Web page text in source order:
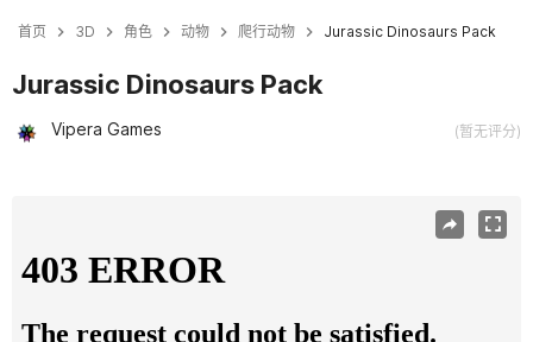
首页 3D 角色 动物 爬行动物 Jurassic Dinosaurs Pack
Jurassic Dinosaurs Pack
Vipera Games (暂无评分)